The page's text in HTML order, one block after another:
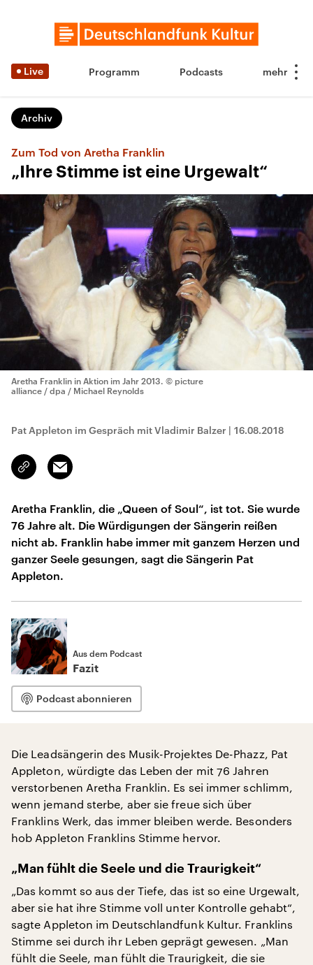
Live Programm Podcasts
Archiv
Zum Tod von Aretha Franklin
„Ihre Stimme ist eine Urgewalt“
Aretha Franklin in Aktion im Jahr 2013. © picture
alliance / dpa / Michael Reynolds
Pat Appleton im Gespräch mit Vladimir Balzer | 16.08.2018
Link
kopieren/teilen
Email
Aretha Franklin, die „Queen of Soul“, ist tot. Sie wurde
76 Jahre alt. Die Würdigungen der Sängerin reißen
nicht ab. Franklin habe immer mit ganzem Herzen und
ganzer Seele gesungen, sagt die Sängerin Pat
Appleton.
Aus dem Podcast
Fazit
Podcast abonnieren
Die Leadsängerin des Musik-Projektes De-Phazz, Pat
Appleton, würdigte das Leben der mit 76 Jahren
verstorbenen Aretha Franklin. Es sei immer schlimm,
wenn jemand sterbe, aber sie freue sich über
Franklins Werk, das immer bleiben werde. Besonders
hob Appleton Franklins Stimme hervor.
„Man fühlt die Seele und die Traurigkeit“
„Das kommt so aus der Tiefe, das ist so eine Urgewalt,
aber sie hat ihre Stimme voll unter Kontrolle gehabt“,
sagte Appleton im Deutschlandfunk Kultur. Franklins
Stimme sei durch ihr Leben geprägt gewesen. „Man
fühlt die Seele, man fühlt die Traurigkeit, die sie